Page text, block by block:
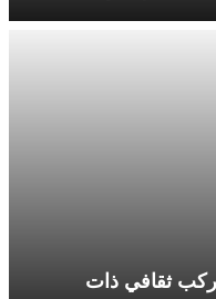
ثقافي ذات